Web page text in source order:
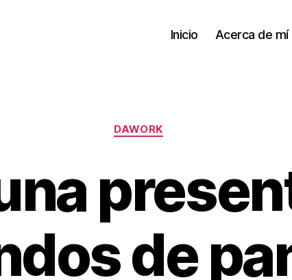
Inicio Acerca de mí
Categorías
DAWORK
de